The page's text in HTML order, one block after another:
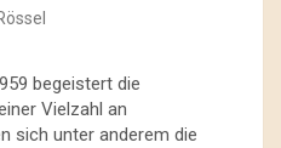
begeistert die
Vielzahl an
sich unter anderem die